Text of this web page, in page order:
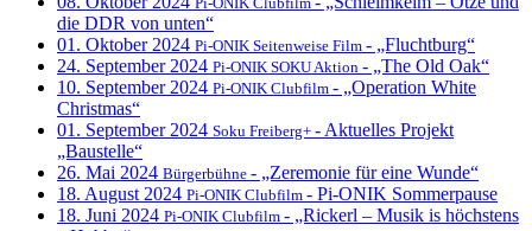
die DDR von unten“
01. Oktober 2024 Pi-ONIK Seitenweise Film - „Fluchtburg“
24. September 2024 Pi-ONIK SOKU Aktion - „The Old Oak“
10. September 2024 Pi-ONIK Clubfilm - „Operation White
Christmas“
01. September 2024 Soku Freiberg+ - Aktuelles Projekt
„Baustelle“
26. Mai 2024 Bürgerbühne - „Zeremonie für eine Wunde“
18. August 2024 Pi-ONIK Clubfilm - Pi-ONIK Sommerpause
18. Juni 2024 Pi-ONIK Clubfilm - „Rickerl – Musik is höchstens